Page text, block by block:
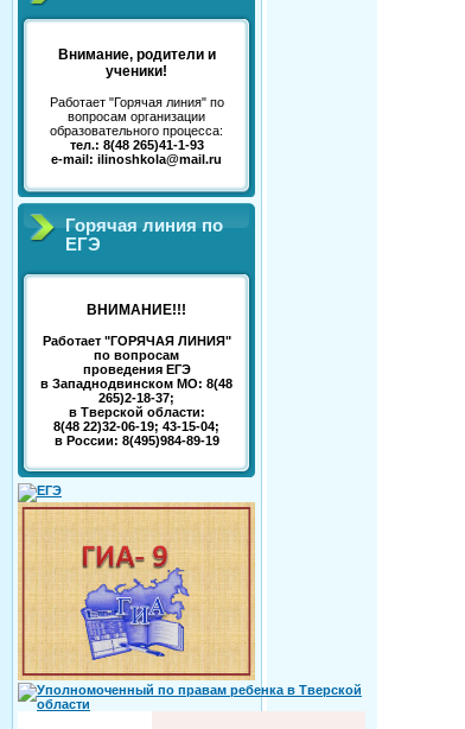
Внимание, родители и
ученики!
Работает "Горячая линия" по
вопросам организации
образовательного процесса:
тел.: 8(48 265)41-1-93
e-mail: ilinoshkola@mail.ru
Горячая линия по
ЕГЭ
ВНИМАНИЕ!!!
Работает "ГОРЯЧАЯ ЛИНИЯ"
по вопросам
проведения ЕГЭ
в Западнодвинском МО: 8(48
265)2-18-37;
в Тверской области:
8(48 22)32-06-19; 43-15-04;
в России: 8(495)984-89-19